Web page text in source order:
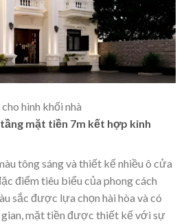
hình khối nhà
mặt tiền 7m kết hợp kinh
tông sáng và thiết kế nhiều ô cửa
điểm tiêu biểu của phong cách
sắc được lựa chọn hài hòa và có
mặt tiền được thiết kế với sự